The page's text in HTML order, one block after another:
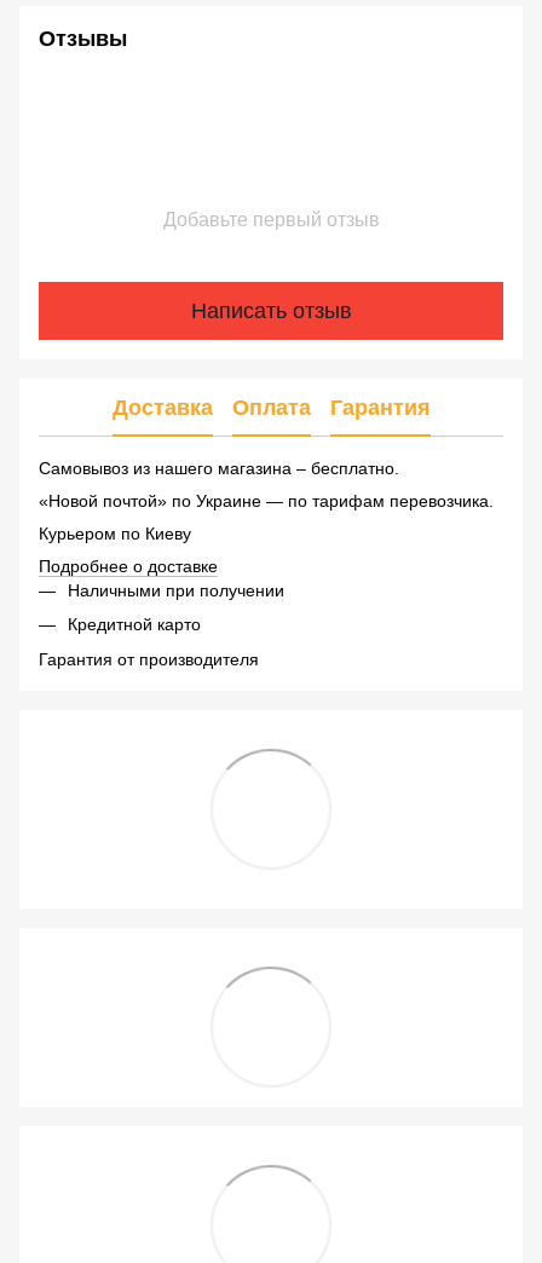
Отзывы
Добавьте первый отзыв
Написать отзыв
Доставка Оплата Гарантия
Самовывоз из нашего магазина – бесплатно.
«Новой почтой» по Украине — по тарифам перевозчика.
Курьером по Киеву
Подробнее о доставке
Наличными при получении
Кредитной карто
Гарантия от производителя